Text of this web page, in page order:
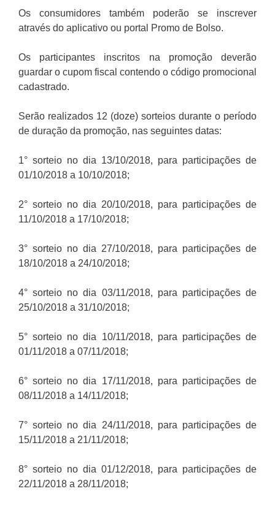
Os consumidores também poderão se inscrever
através do aplicativo ou portal Promo de Bolso.
Os participantes inscritos na promoção deverão
guardar o cupom fiscal contendo o código promocional
cadastrado.
Serão realizados 12 (doze) sorteios durante o período
de duração da promoção, nas seguintes datas:
1° sorteio no dia 13/10/2018, para participações de
01/10/2018 a 10/10/2018;
2° sorteio no dia 20/10/2018, para participações de
11/10/2018 a 17/10/2018;
3° sorteio no dia 27/10/2018, para participações de
18/10/2018 a 24/10/2018;
4° sorteio no dia 03/11/2018, para participações de
25/10/2018 a 31/10/2018;
5° sorteio no dia 10/11/2018, para participações de
01/11/2018 a 07/11/2018;
6° sorteio no dia 17/11/2018, para participações de
08/11/2018 a 14/11/2018;
7° sorteio no dia 24/11/2018, para participações de
15/11/2018 a 21/11/2018;
8° sorteio no dia 01/12/2018, para participações de
22/11/2018 a 28/11/2018;